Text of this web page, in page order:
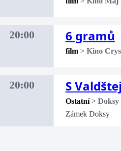
20:00 6 gramů
film > Kino
20:00 S
Ostatní > Doksy
Zámek Doksy